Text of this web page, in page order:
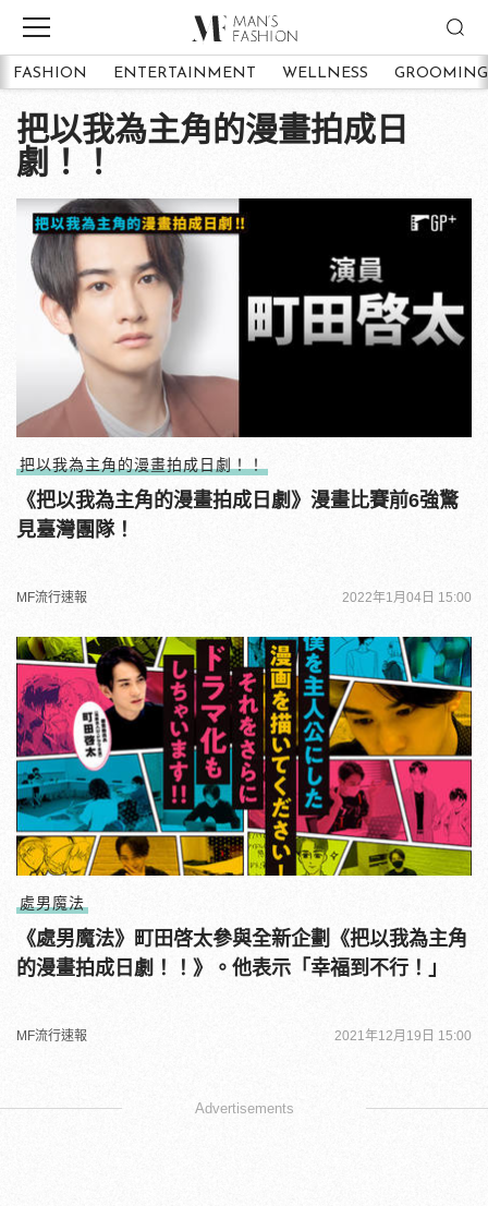
FASHION ENTERTAINMENT WELLNESS GROOMING
把以我為主角的漫畫拍成日
劇！！
把以我為主角的漫畫拍成日劇！！
《把以我為主角的漫畫拍成日劇》漫畫比賽前6強驚
見臺灣團隊！
MF流行速報 2022年1月04日 15:00
處男魔法
《處男魔法》町田啓太參與全新企劃《把以我為主角
的漫畫拍成日劇！！》。他表示「幸福到不行！」
MF流行速報 2021年12月19日 15:00
Advertisements